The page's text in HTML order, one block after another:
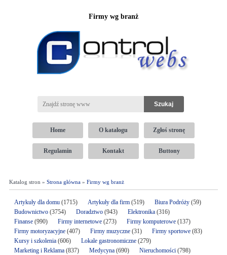
Firmy wg branż
Home O katalogu Zgłoś stronę
Regulamin Kontakt Buttony
Katalog stron » Strona główna» Firmy wg branż
Artykuły dla domu(1715) Artykuły dla firm(519) Biura Podróży(59)
Budownictwo(3754) Doradztwo(943) Elektronika (316)
Finanse(990) Firmy internetowe (273) Firmy komputerowe(137)
Firmy motoryzacyjne(407) Firmy muzyczne(31) Firmy sportowe(83)
Kursy i szkolenia(606) Lokale gastronomiczne(279)
Marketing i Reklama(837) Medycyna(690) Nieruchomości(798)